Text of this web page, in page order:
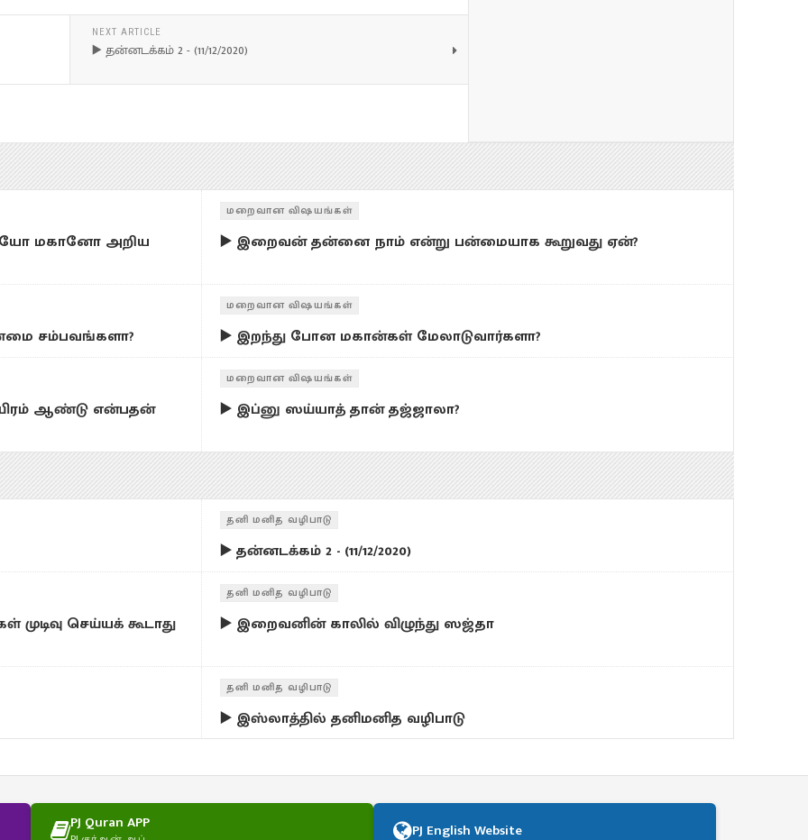
NEXT ARTICLE
▶️ தன்னடக்கம் 2 - (11/12/2020)
மகானோ அறிய
மறைவான விஷயங்கள்
▶️ இறைவன் தன்னை நாம் என்று பன்மையாக கூறுவது ஏன்?
சம்பவங்களா?
மறைவான விஷயங்கள்
▶️ இறந்து போன மகான்கள் மேலாடுவார்களா?
ஆண்டு என்பதன்
மறைவான விஷயங்கள்
▶️ இப்னு ஸய்யாத் தான் தஜ்ஜாலா?
தனி மனித வழிபாடு
▶️ தன்னடக்கம் 2 - (11/12/2020)
செய்யக் கூடாது
தனி மனித வழிபாடு
▶️ இறைவனின் காலில் விழுந்து ஸஜ்தா
தனி மனித வழிபாடு
▶️ இஸ்லாத்தில் தனிமனித வழிபாடு
PJ Quran APP PJ English Website